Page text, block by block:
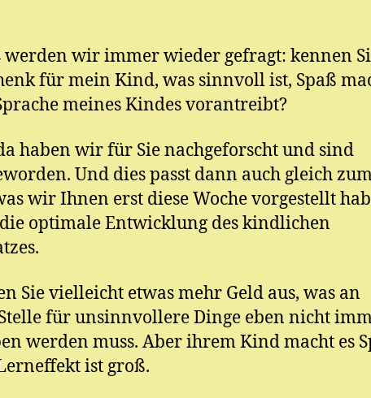
h
el
werden wir immer wieder gefragt: kennen
für mein Kind, was sinnvoll ist, Spaß
meines Kindes vorantreibt?
haben wir für Sie nachgeforscht und sind
Und dies passt dann auch gleich
wir Ihnen erst diese Woche vorgestellt
optimale Entwicklung des kindlichen
Sie vielleicht etwas mehr Geld aus, was an
für unsinnvollere Dinge eben nicht
werden muss. Aber ihrem Kind macht es
ist groß.